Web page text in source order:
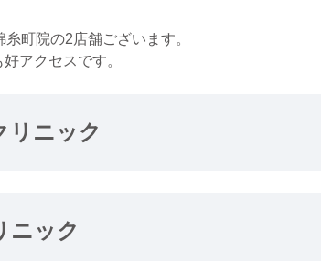
町院の2店舗ございます。
アクセスです。
リニック
ニック